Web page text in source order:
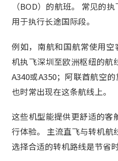
（BOD）的航班。 常见的
用于执行长途国际段。
例如，南航和国航常使用空
机执飞深圳至欧洲枢纽的航
A340或A350；阿联酋航空
也时常出现在这条航线上。
这些机型能提供更舒适的客
行体验。 主流直飞与转机航
选择合适的转机路线是节省